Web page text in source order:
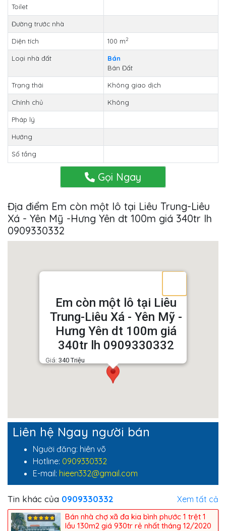
Toilet
Đường trước nhà
Diện tích 100 m2
Loại nhà đất
Bán
Bán Đất
Trạng thái Không giao dịch
Chính chủ Không
Pháp lý
Hướng
Số tầng
Gọi Ngay
Địa điểm Em còn một lô tại Liêu Trung-Liêu
Xá - Yên Mỹ -Hưng Yên dt 100m giá 340tr lh
0909330332
Em còn một lô tại Liêu
Trung-Liêu Xá - Yên Mỹ -
Hưng Yên dt 100m giá
340tr lh 0909330332
Giá: 340Triệu
, X.Nguyên Hòa, H.Phù Cừ, Hưng Yên
Liên hệ Ngay người bán
Người đăng: hiên võ
Hotline: 0909330332
E-mail: hieen332@gmail.com
Tin khác của 0909330332 Xem tất cả
Bán nhà chợ xã đa kia bình phước 1 trệt 1
lầu 130m2 giá 930tr rẻ nhất tháng 12/2020